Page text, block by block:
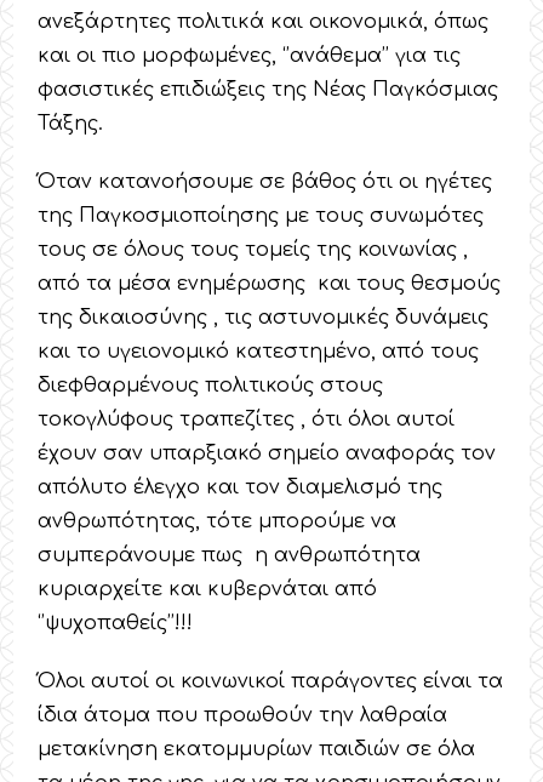
ανεξάρτητες πολιτικά και οικονομικά, όπως
και οι πιο μορφωμένες, ‘’ανάθεμα’’ για τις
φασιστικές επιδιώξεις της Νέας Παγκόσμιας
Τάξης.
Όταν κατανοήσουμε σε βάθος ότι οι ηγέτες
της Παγκοσμιοποίησης με τους συνωμότες
τους σε όλους τους τομείς της κοινωνίας ,
από τα μέσα ενημέρωσης και τους θεσμούς
της δικαιοσύνης , τις αστυνομικές δυνάμεις
και το υγειονομικό κατεστημένο, από τους
διεφθαρμένους πολιτικούς στους
τοκογλύφους τραπεζίτες , ότι όλοι αυτοί
έχουν σαν υπαρξιακό σημείο αναφοράς τον
απόλυτο έλεγχο και τον διαμελισμό της
ανθρωπότητας, τότε μπορούμε να
συμπεράνουμε πως η ανθρωπότητα
κυριαρχείτε και κυβερνάται από
‘’ψυχοπαθείς’’!!!
Όλοι αυτοί οι κοινωνικοί παράγοντες είναι τα
ίδια άτομα που προωθούν την λαθραία
μετακίνηση εκατομμυρίων παιδιών σε όλα